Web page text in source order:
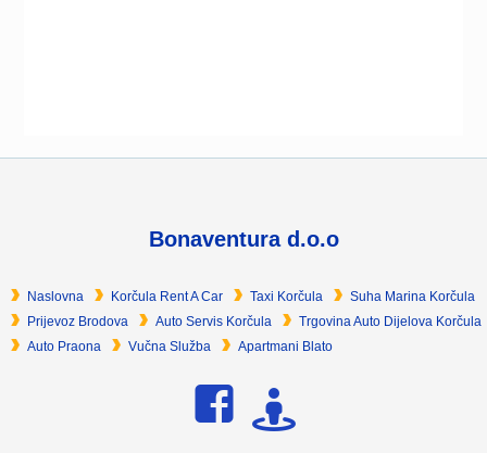
Bonaventura d.o.o
Naslovna Korčula Rent A Car Taxi Korčula
Suha Marina Korčula
Prijevoz Brodova
Auto Servis Korčula
Trgovina Auto Dijelova Korčula
Auto Praona
Vučna Služba Apartmani Blato